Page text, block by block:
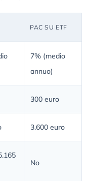
PAC SU ETF
7% (medio
annuo)
300 euro
3.600 euro
No